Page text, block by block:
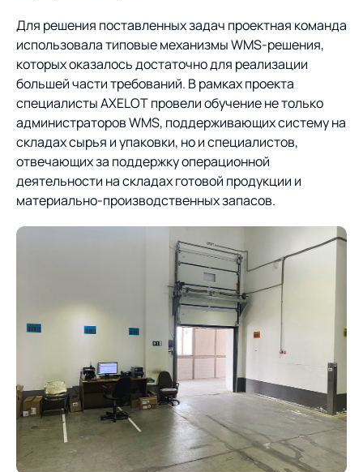
Для решения поставленных задач проектная команда
использовала типовые механизмы WMS-решения,
которых оказалось достаточно для реализации
большей части требований. В рамках проекта
специалисты AXELOT провели обучение не только
администраторов WMS, поддерживающих систему на
складах сырья и упаковки, но и специалистов,
отвечающих за поддержку операционной
деятельности на складах готовой продукции и
материально-производственных запасов.